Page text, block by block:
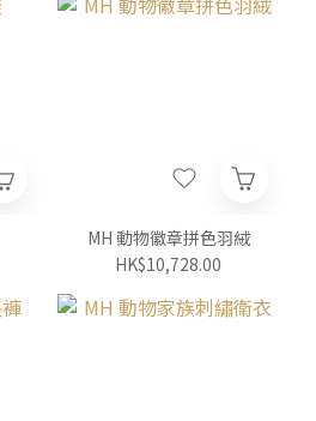
MH 動物徽章拼色羽絨
HK$10,728.00